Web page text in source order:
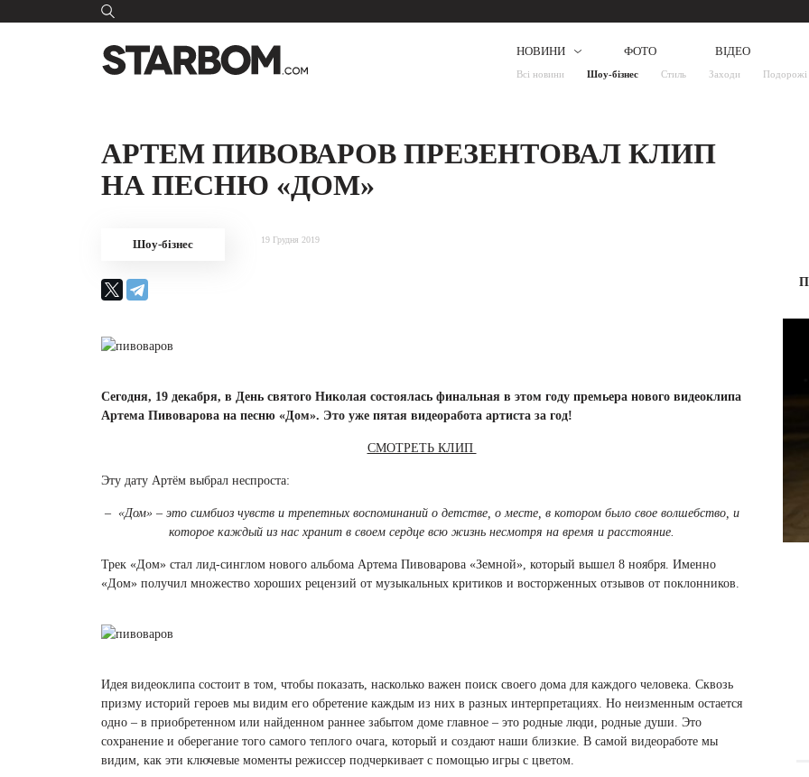
НОВИНИ
Всі новини Шоу-бізнес Стиль Заходи Подорожі
ФОТО ВІДЕО
АРТЕМ ПИВОВАРОВ ПРЕЗЕНТОВАЛ КЛИП
НА ПЕСНЮ «ДОМ»
Шоу-бізнес 19 Грудня 2019
Сегодня, 19 декабря, в День святого Николая состоялась финальная в этом году премьера нового видеоклипа
Артема Пивоварова на песню «Дом». Это уже пятая видеоработа артиста за год!
СМОТРЕТЬ КЛИП
Эту дату Артём выбрал неспроста:
– «Дом» – это симбиоз чувств и трепетных воспоминаний о детстве, о месте, в котором было свое волшебство, и
которое каждый из нас хранит в своем сердце всю жизнь несмотря на время и расстояние.
Трек «Дом» стал лид-синглом нового альбома Артема Пивоварова «Земной», который вышел 8 ноября. Именно
«Дом» получил множество хороших рецензий от музыкальных критиков и восторженных отзывов от поклонников.
Идея видеоклипа состоит в том, чтобы показать, насколько важен поиск своего дома для каждого человека. Сквозь
призму историй героев мы видим его обретение каждым из них в разных интерпретациях. Но неизменным остается
одно – в приобретенном или найденном раннее забытом доме главное – это родные люди, родные души. Это
сохранение и оберегание того самого теплого очага, который и создают наши близкие. В самой видеоработе мы
видим, как эти ключевые моменты режиссер подчеркивает с помощью игры с цветом.